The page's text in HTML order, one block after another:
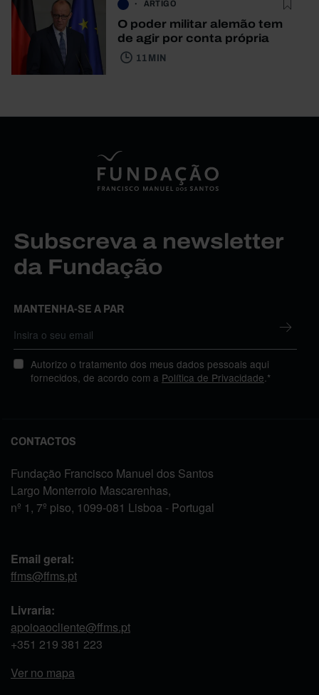
ARTIGO
O poder militar alemão tem
de agir por conta própria
11 MIN
Subscreva a newsletter
da Fundação
MANTENHA-SE A PAR
Autorizo o tratamento dos meus dados pessoais aqui
fornecidos, de acordo com a Política de Privacidade .*
CONTACTOS
Fundação Francisco Manuel dos Santos
Largo Monterroio Mascarenhas,
nº 1, 7º piso, 1099-081 Lisboa - Portugal
Email geral:
ffms@ffms.pt
Livraria:
apoioaocliente@ffms.pt
+351 219 381 223
Ver no mapa